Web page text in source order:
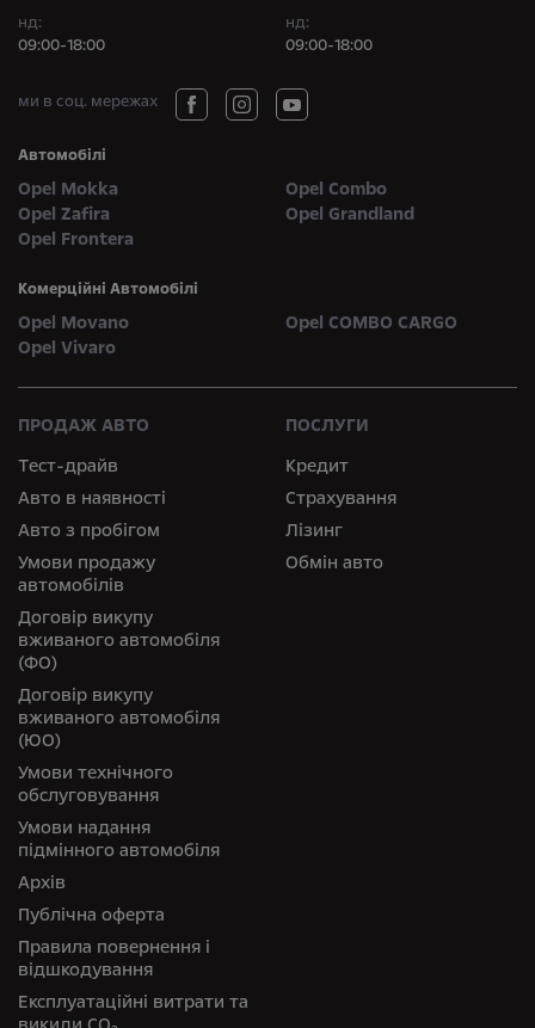
нд:
09:00-18:00
нд:
09:00-18:00
ми в соц. мережах
Автомобілі
Opel Mokka
Opel Combo
Opel Zafira
Opel Grandland
Opel Frontera
Комерційні Автомобілі
Opel Movano
Opel COMBO CARGO
Opel Vivaro
ПРОДАЖ АВТО
Тест-драйв
Авто в наявності
Авто з пробігом
Умови продажу
автомобілів
Договір викупу
вживаного автомобіля
(ФО)
Договір викупу
вживаного автомобіля
(ЮО)
Умови технічного
обслуговування
Умови надання
підмінного автомобіля
Архів
Публічна оферта
Правила повернення і
відшкодування
Експлуатаційні витрати та
ПОСЛУГИ
Кредит
Страхування
Лізинг
Обмін авто